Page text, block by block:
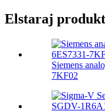
Elstaraj
Siemens
7KF02